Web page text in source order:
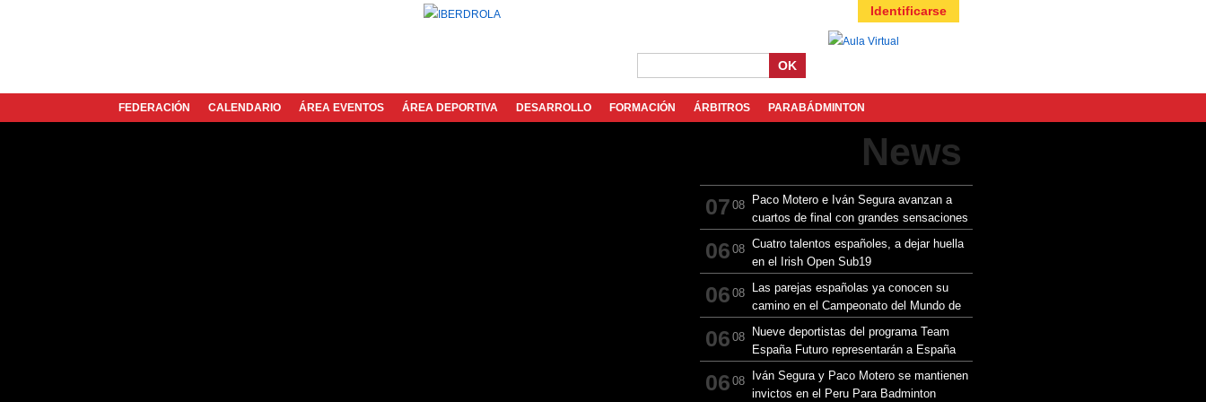
Identificarse
OK
FEDERACIÓN CALENDARIO ÁREA EVENTOS ÁREA DEPORTIVA DESARROLLO FORMACIÓN ÁRBITROS PARABÁDMINTON
News
07 08
Paco Motero e Iván Segura avanzan a
cuartos de final con grandes sensaciones
en el Peru Para Badminton International
06 08 Cuatro talentos españoles, a dejar huella
en el Irish Open Sub19
06 08
Las parejas españolas ya conocen su
camino en el Campeonato del Mundo de
Nueva Delhi
06 08
Nueve deportistas del programa Team
España Futuro representarán a España
en el Campeonato de Europa Sub15
06 08
Iván Segura y Paco Motero se mantienen
invictos en el Peru Para Badminton